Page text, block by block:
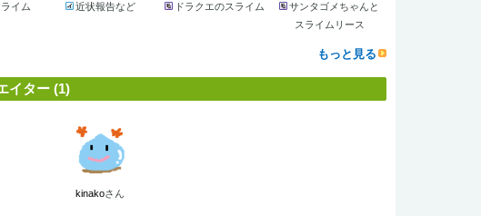
イム 近状報告など ドラクエのスライム
サンタゴメちゃんと
スライムリース
もっと見る
イター (1)
kinakoさん